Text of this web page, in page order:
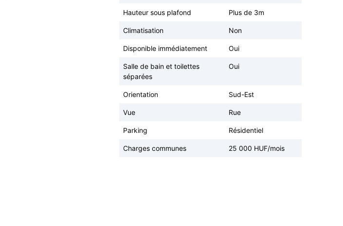
Hauteur sous plafond Plus de 3m
Climatisation Non
Disponible immédiatement Oui
Salle de bain et toilettes
séparées
Oui
Orientation Sud-Est
Vue Rue
Parking Résidentiel
Charges communes 25 000 HUF/mois